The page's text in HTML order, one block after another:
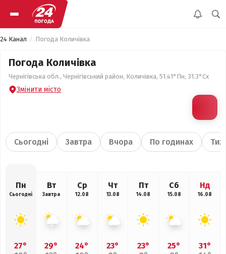
24 Канал Погода Количівка
Погода Количівка
Чернігівська обл., Чернігівський район, Количівка, 51.41°Пн, 31.3°Сх
Змінити місто
Сьогодні Завтра Вчора По годинах
Пн
Сьогодні
27°
Вт
Завтра
29°
Ср
12.08
24°
Чт
13.08
23°
Пт
14.08
23°
Сб
15.08
25°
Нд
16.08
31°